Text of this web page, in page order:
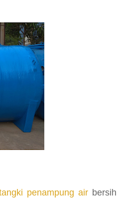
penampung airbersih